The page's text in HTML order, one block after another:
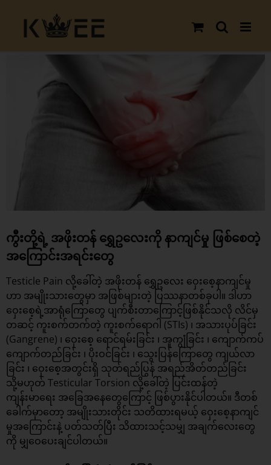
content
ကွီးတို့ရဲ့ အဖိုးတန် ရွှေဥလေးကို နာကျင်မှု ဖြစ်စေတဲ့
အကြောင်းအရင်းတွေ
Testicle Pain လို့ခေါ်တဲ့ အဖိုးတန် ရွှေဥလေး ဝှေးစေ့နာကျင်မှု
ဟာ အမျိုးသားတွေမှာ အဖြစ်များတဲ့ ပြဿနာတစ်ခုပါ။ ဒါဟာ
ဝှေးစေ့ရဲ့အာရုံကြောတွေ ပျက်စီးတာကြောင့်ဖြစ်နိုင်သလို လိင်မှ
တဆင့် ကူးစက်တက်တဲ့ ကူးစက်ရောဂါ (STIs) ၊ အသားပုပ်ခြင်း
(Gangrene) ၊ ဝှေးစေ့ ရောင်ရမ်းခြင်း ၊ အူကျွံခြင်း ၊ ကျောက်ကပ်
ကျောက်တည်ခြင်း ၊ ပိုးဝင်ခြင်း ၊ သွေးပြန်ကြောတွေ ကျယ်လာ
ခြင်း ၊ ဝှေးစေ့အတွင်းရှိ သုတ်ရည်ပြွန် အရည်အိတ်တည်ခြင်း
သို့မဟုတ် Testicular Torsion လို့ခေါ်တဲ့ ပြင်းထန်တဲ့
ကျန်းမာရေး အခြေအနေတွေကြောင့် ဖြစ်ပွားနိုင်ပါတယ်။ ဒီတစ်
ခေါက်မှာတော့ အမျိုးသားတိုင်း သတိထားရမယ့် ဝှေးစေ့နာကျင်
မှုအကြောင်းနဲ့ ပတ်သတ်ပြီး သိထားသင့်သမျှ အချက်လေးတွေ
ကို မျှဝေပေးချင်ပါတယ်။